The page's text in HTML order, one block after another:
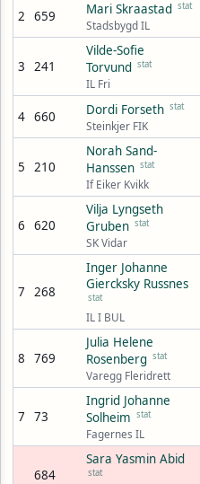
2 659 Mari Skraastad stat
Stadsbygd IL
3 241
Vilde-Sofie
Torvund stat
IL Fri
4 660 Dordi Forseth stat
Steinkjer FIK
5 210
Norah Sand-
Hanssen stat
If Eiker Kvikk
6 620
Vilja Lyngseth
Gruben stat
SK Vidar
7 268
Inger Johanne
Giercksky Russnes
stat
IL I BUL
8 769
Julia Helene
Rosenberg stat
Varegg Fleridrett
7 73
Ingrid Johanne
Solheim stat
Fagernes IL
684
Sara Yasmin Abid
stat